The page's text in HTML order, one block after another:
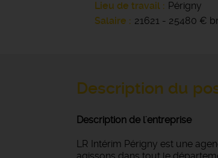
Lieu de travail
Périgny
Salaire
21621 - 25480 €
Description du
Description de l'entreprise
LR Intérim Périgny est une